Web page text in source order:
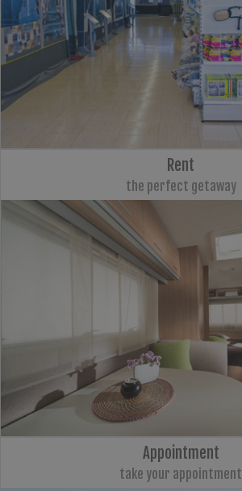
Rent
the perfect getaway
Appointment
take your appointment